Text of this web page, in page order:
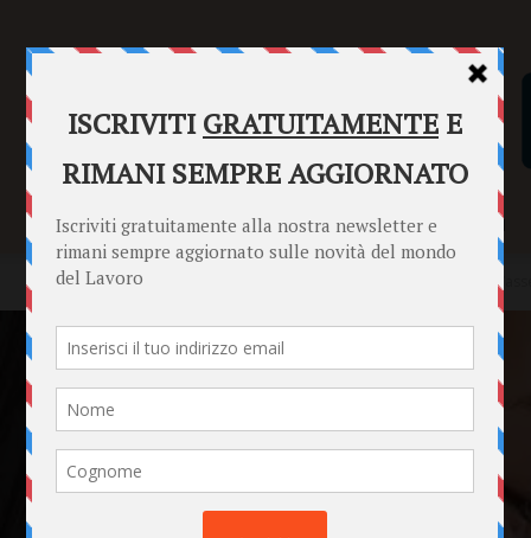
SENTENZE FORMULARI PUNTO INFORMAZIONI
Home Punto Informazioni Corresponsione